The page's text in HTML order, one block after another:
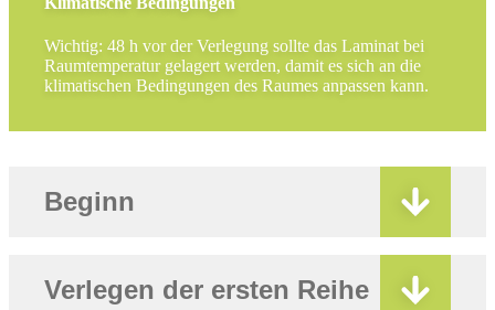
Wichtig: 48 h vor der Verlegung sollte das Laminat bei
Raumtemperatur gelagert werden, damit es sich an die
klimatischen Bedingungen des Raumes anpassen kann.
Beginn
Verlegen der ersten Reihe